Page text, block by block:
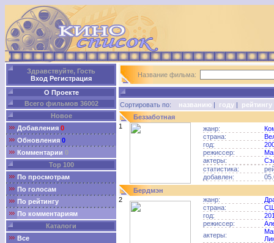
Здравствуйте, Гость
Вход Регистрация
О Проекте
Всего фильмов 36002
Новое
Добавления 0
Обновления 0
Комментарии 0
Top 100
По просмотрам
По голосам
По рейтингу
По комментариям
Каталоги
Все
Название фильма:
Сортировать по: названию | году | рейтингу
Беззаботная
1
жанр:
страна:
год:
режиссер:
актеры:
статистика:
добавлен:
Бердмэн
2
жанр:
страна:
год:
режиссер:
актеры: